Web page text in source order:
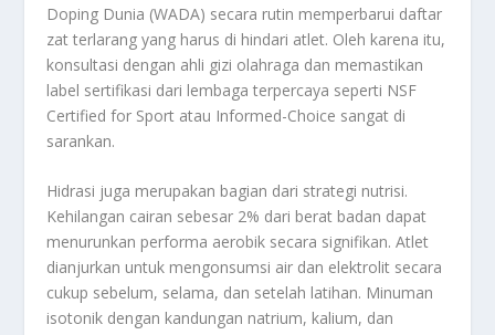
Doping Dunia (WADA) secara rutin memperbarui daftar
zat terlarang yang harus di hindari atlet. Oleh karena itu,
konsultasi dengan ahli gizi olahraga dan memastikan
label sertifikasi dari lembaga terpercaya seperti NSF
Certified for Sport atau Informed-Choice sangat di
sarankan.
Hidrasi juga merupakan bagian dari strategi nutrisi.
Kehilangan cairan sebesar 2% dari berat badan dapat
menurunkan performa aerobik secara signifikan. Atlet
dianjurkan untuk mengonsumsi air dan elektrolit secara
cukup sebelum, selama, dan setelah latihan. Minuman
isotonik dengan kandungan natrium, kalium, dan